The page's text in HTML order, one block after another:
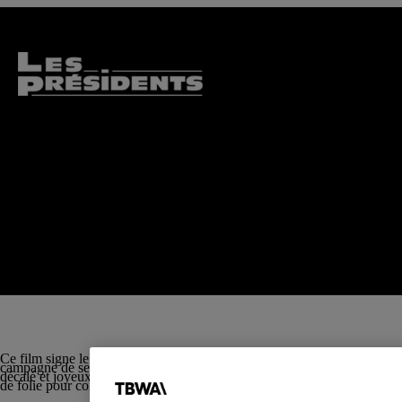
Ce film signe le coup d’envoi d’une campagne nationale ouvrant une
campagne de sensibilisation visant à promouvoir les rendez-vous «
décalé et joyeux, dédramatisant la crainte parfois associée aux soins
de folie pour conquérir enfants, parents et jeunes adultes.